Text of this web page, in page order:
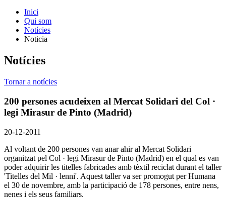
Inici
Qui som
Notícies
Noticia
Notícies
Tornar a notícies
200 persones acudeixen al Mercat Solidari del Col ·
legi Mirasur de Pinto (Madrid)
20-12-2011
Al voltant de 200 persones van anar ahir al Mercat Solidari
organitzat pel Col · legi Mirasur de Pinto (Madrid) en el qual es van
poder adquirir les titelles fabricades amb tèxtil reciclat durant el taller
'Titelles del Mil · lenni'. Aquest taller va ser promogut per Humana
el 30 de novembre, amb la participació de 178 persones, entre nens,
nenes i els seus familiars.